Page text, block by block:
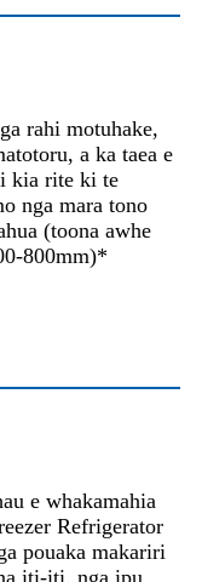
rahi motuhake,
a ka taea e
kia rite ki te
nga mara tono
(toona awhe
800mm)*
e whakamahia
Refrigerator
pouaka makariri